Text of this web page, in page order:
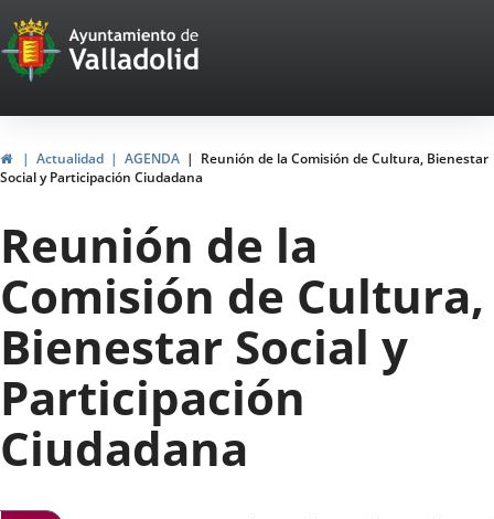
Portal
Web
del
Ayuntamiento
de
Valladolid
InicioActualidad AGENDA
Reunión de la Comisión de Cultura, Bienestar
Social y Participación Ciudadana
Reunión de la
Comisión de Cultura,
Bienestar Social y
Participación
Ciudadana